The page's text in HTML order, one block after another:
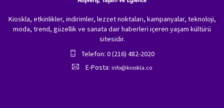
Kioskla, etkinlikler, indirimler, lezzet noktaları, kampanyalar, teknoloji,
moda, trend, güzellik ve sanata dair haberleri içeren yaşam kültürü
sitesidir.
Telefon: 0 (216) 482-2020
E-Posta: info@kioskla.co